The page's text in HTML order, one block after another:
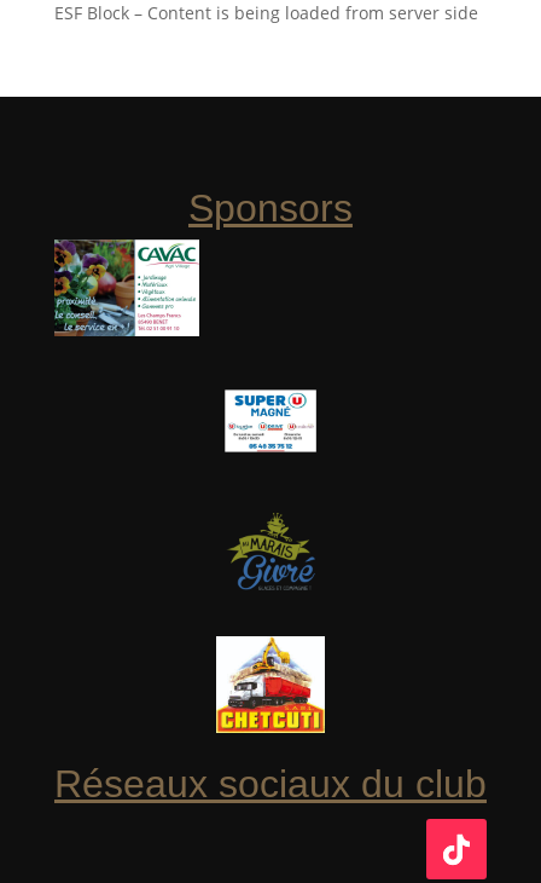
ESF Block – Content is being loaded from server side
Sponsors
Réseaux sociaux du club